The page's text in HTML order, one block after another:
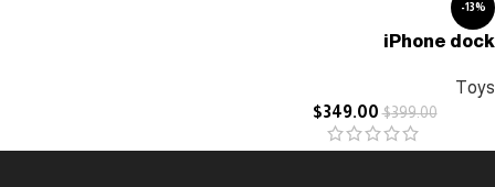
-13%
iPhone dock
Toys
$399.00
$349.00